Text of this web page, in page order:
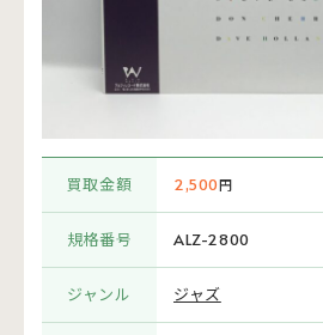
買取金額 2,500円
規格番号 ALZ-2800
ジャンル ジャズ